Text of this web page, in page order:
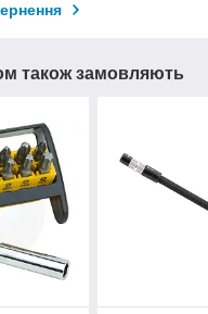
також замовляють